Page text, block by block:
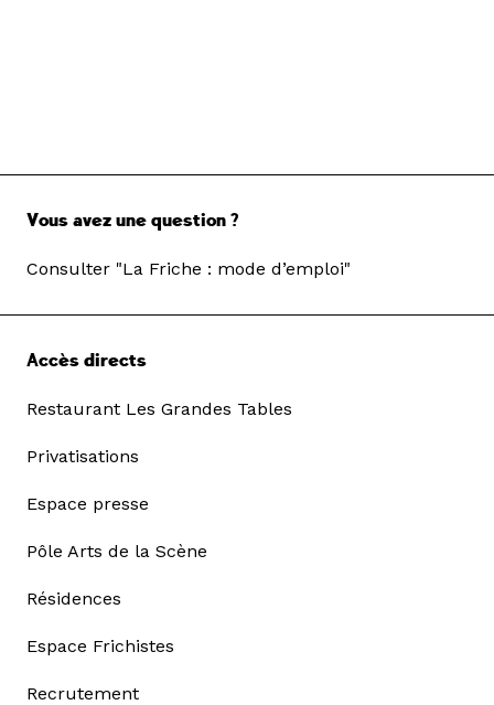
Vous avez une question ?
Consulter "La Friche : mode d’emploi"
Accès directs
Restaurant Les Grandes Tables
Privatisations
Espace presse
Pôle Arts de la Scène
Résidences
Espace Frichistes
Recrutement